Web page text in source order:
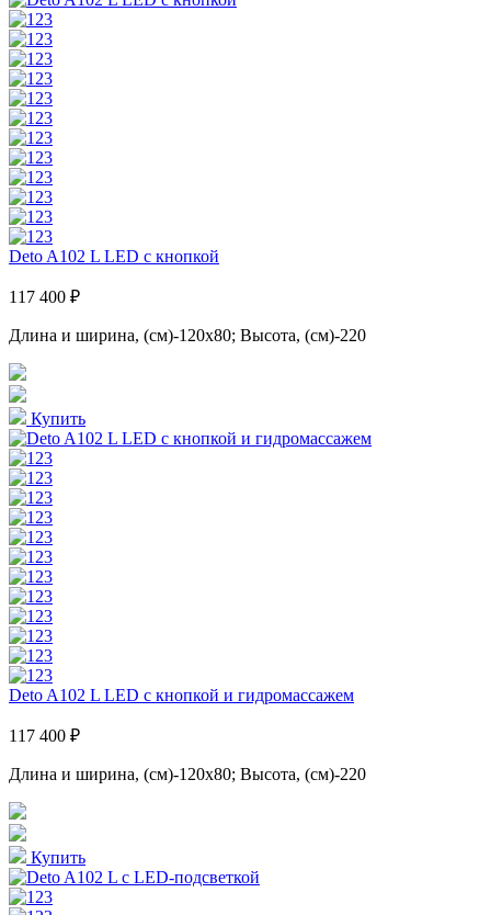
Deto A102 L LED с кнопкой
117 400 ₽
Длина и ширина, (см)-120x80; Высота, (см)-220
Купить
Deto A102 L LED с кнопкой и гидромассажем
117 400 ₽
Длина и ширина, (см)-120x80; Высота, (см)-220
Купить